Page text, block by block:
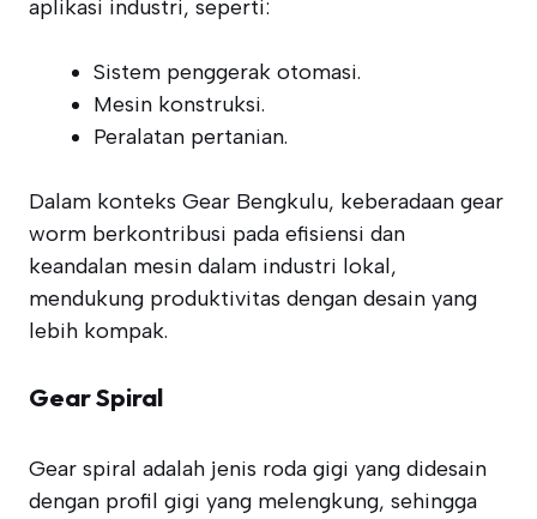
aplikasi industri, seperti:
Sistem penggerak otomasi.
Mesin konstruksi.
Peralatan pertanian.
Dalam konteks Gear Bengkulu, keberadaan gear
worm berkontribusi pada efisiensi dan
keandalan mesin dalam industri lokal,
mendukung produktivitas dengan desain yang
lebih kompak.
Gear Spiral
Gear spiral adalah jenis roda gigi yang didesain
dengan profil gigi yang melengkung, sehingga